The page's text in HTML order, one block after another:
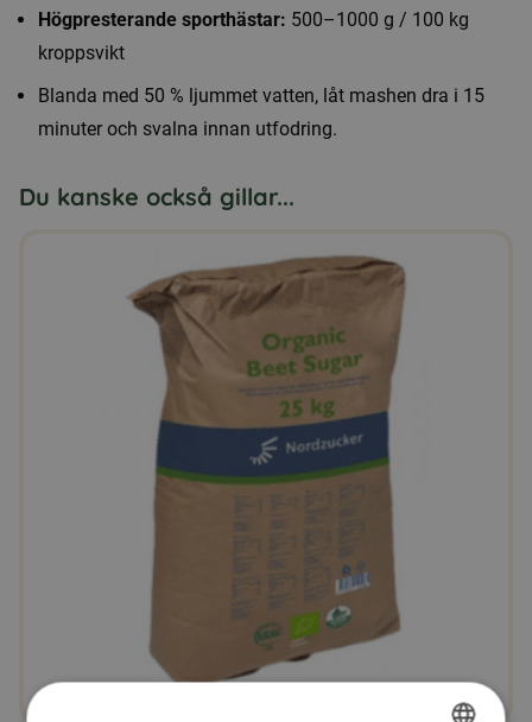
Högpresterande sporthästar: 500–1000 g / 100 kg
kroppsvikt
Blanda med 50 % ljummet vatten, låt mashen dra i 15
minuter och svalna innan utfodring.
Du kanske också gillar...